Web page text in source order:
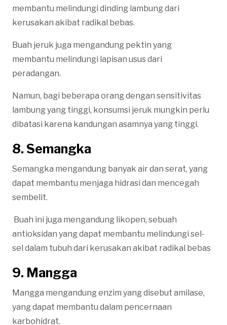
membantu melindungi dinding lambung dari
kerusakan akibat radikal bebas.
Buah jeruk juga mengandung pektin yang
membantu melindungi lapisan usus dari
peradangan.
Namun, bagi beberapa orang dengan sensitivitas
lambung yang tinggi, konsumsi jeruk mungkin perlu
dibatasi karena kandungan asamnya yang tinggi.
8. Semangka
Semangka mengandung banyak air dan serat, yang
dapat membantu menjaga hidrasi dan mencegah
sembelit.
Buah ini juga mengandung likopen, sebuah
antioksidan yang dapat membantu melindungi sel-
sel dalam tubuh dari kerusakan akibat radikal bebas
9. Mangga
Mangga mengandung enzim yang disebut amilase,
yang dapat membantu dalam pencernaan
karbohidrat.